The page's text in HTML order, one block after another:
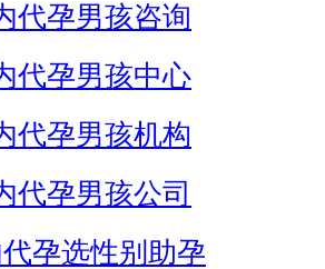
代孕男孩咨询
代孕男孩中心
代孕男孩机构
代孕男孩公司
代孕选性别助孕